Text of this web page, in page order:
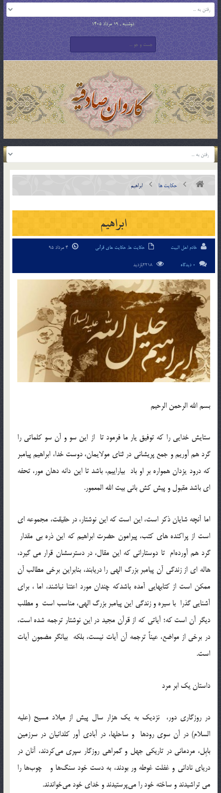
دوشنبه , 19 مرداد 1405
حکایت ها ابراهيم
ابراهيم
خادم اهل البیت حکایت ها, حکایت های قرآنی
0 دیدگاه
بسم الله الرحمن الرحيم
ستايش خدايي را که توفيق يار ما فرمود تا از اين سو و آن سو کلماتي را
گرد هم آوريم و جمع پريشاني در ثناي مولايمان، دوست خدا، ابراهيم پيامبر
که درود يزدان همواره بر او باد بياراييم، باشد تا اين دانه دهان مور، تحفه
اي باشد مقبول و پيش کش باني بيت الله المعمور.
اما آنچه شايان ذکر است، اين است که اين نوشتار، در حقيقت، مجموعه اي
است از پراکنده هاي کتب، پيرامون حضرت ابراهيم که اين ذره بي مقدار
گرد هم آورده‌ام تا دوستاراني که اين مقال، در دسترسشان قرار مي گيرد،
هاله اي از زندگي آن پيامبر بزرگ الهي را دريابند، بنابراين برخي مطالب آن
ممکن است از کتابهايي آمده باشدکه چندان مورد اعتنا نباشند، اما ، براي
آشنايي گذرا با سيره و زندگي اين پيامبر بزرگ الهي، مناسب است و مطلب
ديگر آن است که؛ آياتي که از قرآن مجيد در اين نوشتار ترجمه شده است،
در برخي از مواضع، عيناً ترجمه آن آيات نيست، بلکه بيانگر مضمون آيات
است.
داستان يك ابر مرد
در روزگاري دور، نزديک به يک هزار سال پيش از ميلاد مسيح (عليه
السلام) در آن سوي رودها و ساحلها، در آبادي آور کلدانيان در سرزمين
بابِل، مردماني در تاريکي جهل و گمراهي روزگار سپري مي‌کردند، آنان در
درياي ناداني و غفلت غوطه ور بودند، به دست خود سنگ‌ها و چوب‌ها را
مي تراشيدند و ساخته خود را مي‌پرستيدند و خداي خود مي‌خواندند.